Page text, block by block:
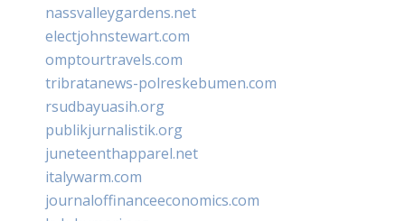
nassvalleygardens.net
electjohnstewart.com
omptourtravels.com
tribratanews-polreskebumen.com
rsudbayuasih.org
publikjurnalistik.org
juneteenthapparel.net
italywarm.com
journaloffinanceeconomics.com